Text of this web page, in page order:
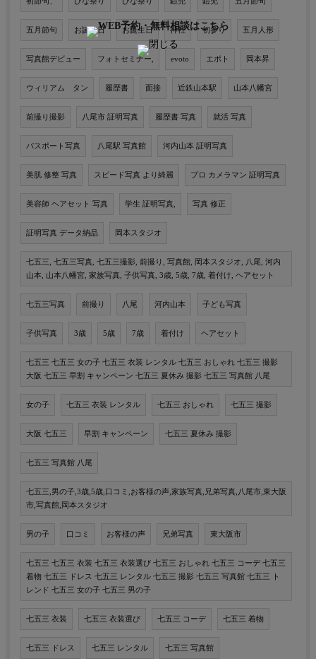
五月節句 お誕生日 お誕生日 神社 初参り 五月人形
写真館デビュー フォトセミナー, evoto エボト 岡本昇
ウィリアム タン 履歴書 面接 近鉄山本駅 山本八幡宮
前撮り撮影 八尾市 証明写真 履歴書 写真 就活 写真
パスポート写真 八尾駅 写真館 河内山本 証明写真
美肌 修整 写真 スピード写真 より綺麗 プロ カメラマン 証明写真
美容師 ヘアセット 写真 学生 証明写真, 写真 修正
証明写真 データ納品 岡本スタジオ
七五三, 七五三写真, 七五三撮影, 前撮り, 写真館, 岡本スタジオ, 八尾, 河内
山本, 山本八幡宮, 家族写真, 子供写真, 3歳, 5歳, 7歳, 着付け, ヘアセット
七五三写真 前撮り 八尾 河内山本 子ども写真
子供写真 3歳 5歳 7歳 着付け ヘアセット
七五三 七五三 女の子 七五三 衣装 レンタル 七五三 おしゃれ 七五三 撮影
大阪 七五三 早割 キャンペーン 七五三 夏休み 撮影 七五三 写真館 八尾
女の子 七五三 衣装 レンタル 七五三 おしゃれ 七五三 撮影
大阪 七五三 早割 キャンペーン 七五三 夏休み 撮影
七五三 写真館 八尾
七五三,男の子,3歳,5歳,口コミ,お客様の声,家族写真,兄弟写真,八尾市,東大阪
市,写真館,岡本スタジオ
男の子 口コミ お客様の声 兄弟写真 東大阪市
七五三 七五三 衣装 七五三 衣装選び 七五三 おしゃれ 七五三 コーデ 七五三
着物 七五三 ドレス 七五三 レンタル 七五三 撮影 七五三 写真館 七五三 ト
レンド 七五三 女の子 七五三 男の子
七五三 衣装 七五三 衣装選び 七五三 コーデ 七五三 着物
七五三 ドレス 七五三 レンタル 七五三 写真館